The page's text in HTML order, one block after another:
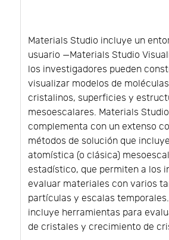
Materials Studio incluye un
usuario —Materials Studio
los investigadores pueden
visualizar modelos de
cristalinos, superficies y
mesoescalares. Materials
complementa con un extenso
métodos de solución que
atomística (o clásica)
estadístico, que permiten a los
evaluar materiales con varios
partículas y escalas
incluye herramientas para
de cristales y crecimiento de